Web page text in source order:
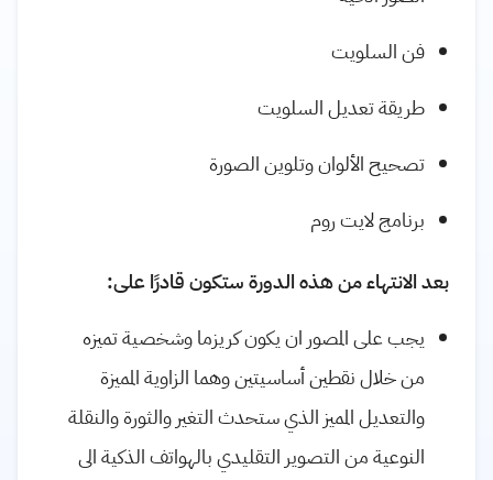
فن السلويت
طريقة تعديل السلويت
تصحيح الألوان وتلوين الصورة
برنامج لايت روم
بعد الانتهاء من هذه الدورة ستكون قادرًا على:
يجب على المصور ان يكون كريزما وشخصية تميزه
من خلال نقطين أساسيتين وهما الزاوية المميزة
والتعديل المميز الذي ستحدث التغير والثورة والنقلة
النوعية من التصوير التقليدي بالهواتف الذكية الى